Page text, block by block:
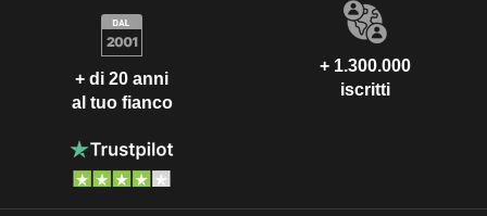
+ di 20 anni
al tuo fianco
+ 1.300.000
iscritti